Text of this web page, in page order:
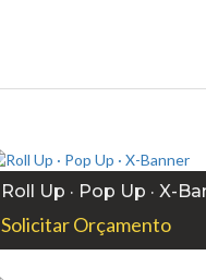
Roll Up · Pop Up · X-
Solicitar Orçamento